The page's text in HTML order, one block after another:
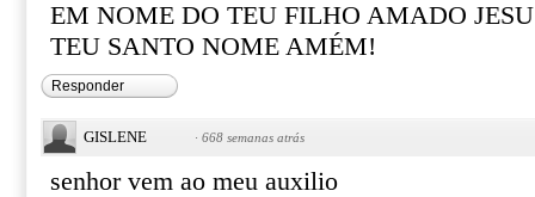
EM NOME DO TEU FILHO AMADO
TEU SANTO NOME AMÉM!
Responder
GISLENE · 668 semanas atrás
senhor vem ao meu auxilio